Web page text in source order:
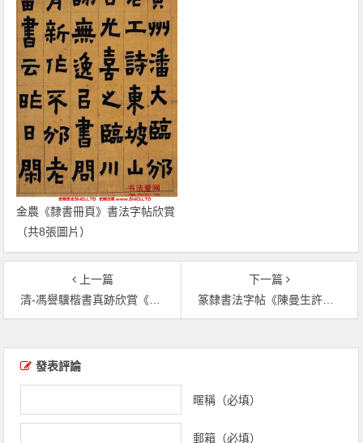
金農《隸書冊頁》書法字帖欣賞
（共8張圖片）
上一篇
清-馮譽驥楷書真跡欣賞《李孟龍墓誌銘帖》（共13張圖片）
下一篇
篆隸書法字帖《陳曼生許君墓誌銘》（共30張圖片）
發表評論
暱稱（必填）
郵箱（必填）